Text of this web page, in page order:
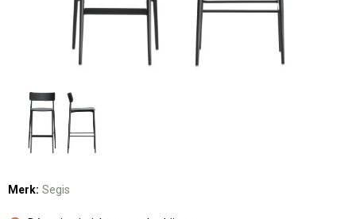
Merk: Segis